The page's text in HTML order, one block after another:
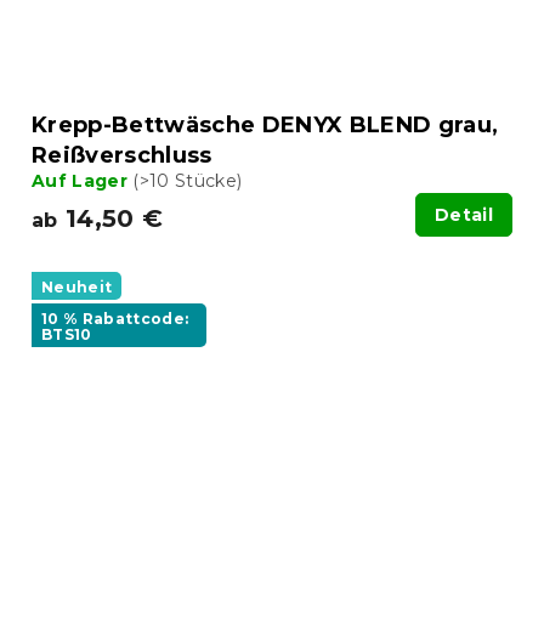
Krepp-Bettwäsche DENYX BLEND grau,
Reißverschluss
Auf Lager (>10 Stücke)
ab 14,50 € Detail
Neuheit
10 % Rabattcode:
BTS10